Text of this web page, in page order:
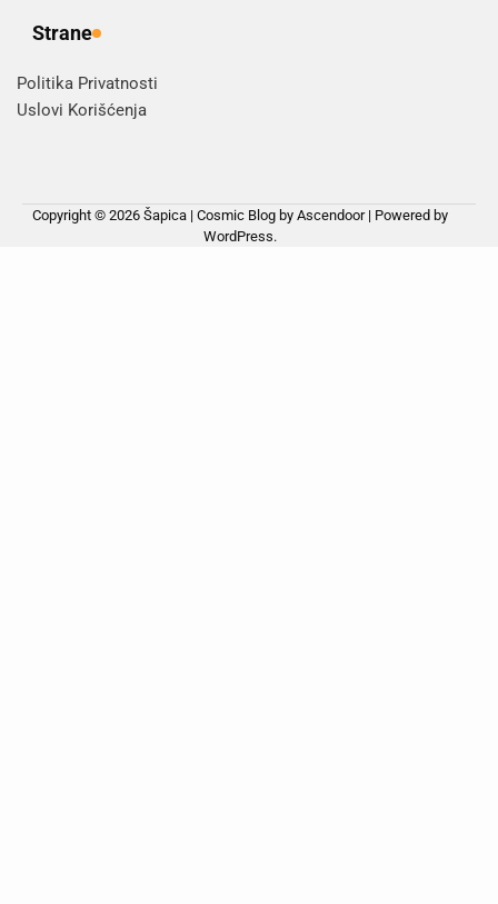
Strane
Politika Privatnosti
Uslovi Korišćenja
Copyright © 2026 Šapica | Cosmic Blog by Ascendoor| Powered by
WordPress.